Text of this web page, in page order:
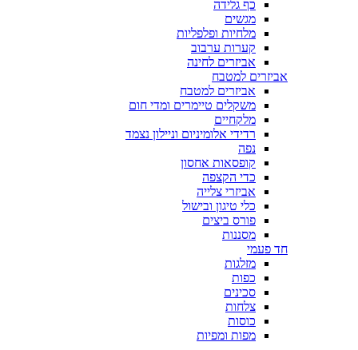
כף גלידה
מגשים
מלחיות ופלפליות
קערות ערבוב
אביזרים לחינה
אביזרים למטבח
אביזרים למטבח
משקלים טיימרים ומדי חום
מלקחיים
רדידי אלומיניום וניילון נצמד
נפה
קופסאות אחסון
כדי הקצפה
אביזרי צלייה
כלי טיגון ובישול
פורס ביצים
מסננות
חד פעמי
מזלגות
כפות
סכינים
צלחות
כוסות
מפות ומפיות